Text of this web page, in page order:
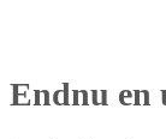
Endnu